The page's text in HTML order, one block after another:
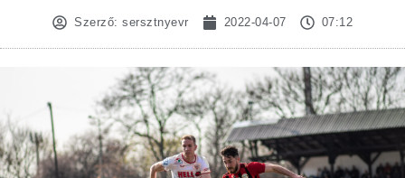
Szerző: sersztnyevr 2022-04-07 07:12